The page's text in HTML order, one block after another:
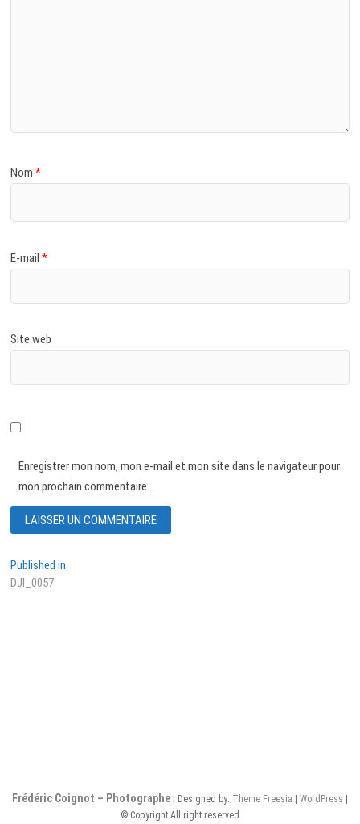
Nom*
E-mail*
Site web
Enregistrer mon nom, mon e-mail et mon site dans le navigateur pour
mon prochain commentaire.
Navigation
de
Published in
DJI_0057
Frédéric Coignot – Photographe| Designed by: Theme Freesia | WordPress |
© Copyright All right reserved